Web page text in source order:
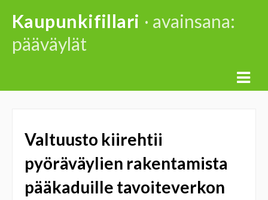
content
Kaupunkifillari · avainsana:
pääväylät
Valtuusto kiirehtii
pyöräväylien rakentamista
pääkaduille tavoiteverkon